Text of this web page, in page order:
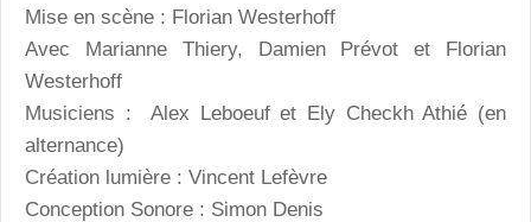
Mise en scène : Florian Westerhoff
Avec Marianne Thiery, Damien Prévot et Florian
Westerhoff
Musiciens : Alex Leboeuf et Ely Checkh Athié (en
alternance)
Création lumière : Vincent Lefèvre
Conception Sonore : Simon Denis